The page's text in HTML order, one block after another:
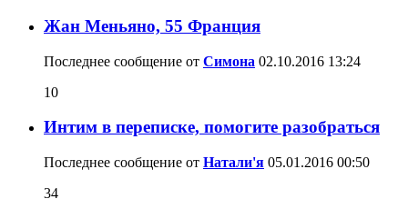
Жан Меньяно, 55 Франция
Последнее сообщение от Симона 02.10.2016 13:24
10
Интим в переписке, помогите разобраться
Последнее сообщение от Натали'я 05.01.2016 00:50
34